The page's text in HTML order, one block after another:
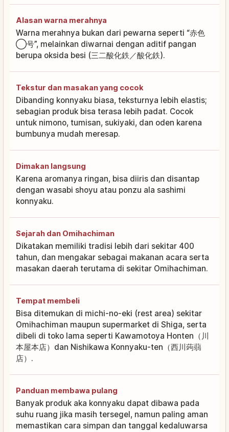
Alasan warna merahnya
Warna merahnya bukan dari pewarna seperti “赤色
◯号”, melainkan diwarnai dengan aditif pangan
berupa oksida besi (三二酸化鉄／酸化鉄).
Tekstur dan masakan yang cocok
Dibanding konnyaku biasa, teksturnya lebih elastis;
sebagian produk bisa terasa lebih padat. Cocok
untuk nimono, tumisan, sukiyaki, dan oden karena
bumbunya mudah meresap.
Dimakan langsung
Karena aromanya ringan, bisa diiris dan disantap
dengan wasabi shoyu atau ponzu ala sashimi
konnyaku.
Sejarah dan Omihachiman
Dikatakan memiliki tradisi lebih dari sekitar 400
tahun, dan mengakar sebagai makanan acara serta
masakan daerah terutama di sekitar Omihachiman.
Tempat membeli
Bisa ditemukan di michi-no-eki (rest area) sekitar
Omihachiman maupun supermarket di Shiga, serta
dibeli di toko lama seperti Kawamotoya Honten（川
本屋本店）dan Nishikawa Konnyaku-ten（西川蒟蒻
店）.
Panduan membawa pulang
Banyak produk aka konnyaku dapat dibawa pada
suhu ruang jika masih tersegel, namun paling aman
memastikan cara simpan dan tanggal kedaluwarsa